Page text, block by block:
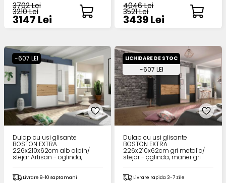
3702 Lei
3210 Lei
3147 Lei
4046 Lei
3521 Lei
3439 Lei
-607 LEI
Dulap cu usi glisante
BOSTON EXTRA
226x210x62cm alb alpin/
stejar Artisan - oglinda,
Livrare 8-10 saptamani
LICHIDARE DE STOC
-607 LEI
Dulap cu usi glisante
BOSTON EXTRA
226x210x62cm gri metalic/
stejar - oglinda, maner gri
Livrare rapida 3-7 zile